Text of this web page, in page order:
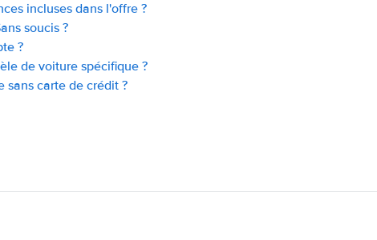
incluses dans l'offre ?
soucis ?
?
de voiture spécifique ?
sans carte de crédit ?